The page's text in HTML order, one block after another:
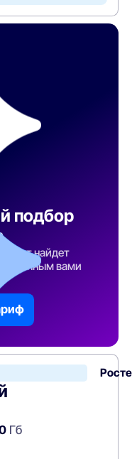
подбор
найдет
вами
Гб